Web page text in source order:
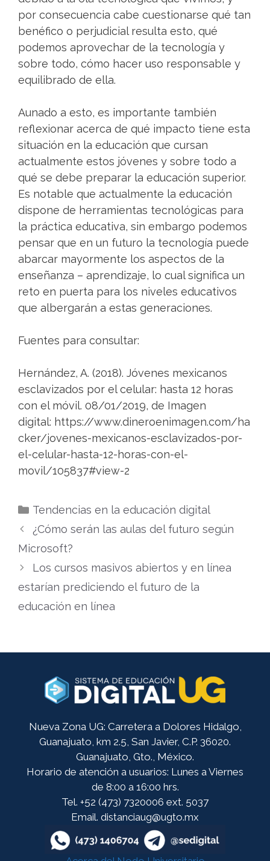
por consecuencia cabe cuestionarse qué tan
benéfico o perjudicial resulta esto, qué
podemos aprovechar de la tecnología y
sobre todo, cómo hacer uso responsable y
equilibrado de ella.
Aunado a esto, es importante también
reflexionar acerca de qué impacto tiene esta
situación en la educación que cursan
actualmente estos jóvenes y sobre todo a
qué se debe preparar la educación superior.
Es notable que actualmente la educación
dispone de herramientas tecnológicas para
la práctica educativa, sin embargo podemos
pensar que en un futuro la tecnología puede
abarcar mayormente los aspectos de la
enseñanza – aprendizaje, lo cual significa un
reto en puerta para los niveles educativos
que albergarán a estas generaciones.
Fuentes para consultar:
Hernández, A. (2018). Jóvenes mexicanos
esclavizados por el celular: hasta 12 horas
con el móvil. 08/01/2019, de Imagen
digital: https://www.dineroenimagen.com/ha
cker/jovenes-mexicanos-esclavizados-por-
el-celular-hasta-12-horas-con-el-
movil/105837#view-2
Categorías
Tendencias en la educación digital
¿Cómo serán las aulas del futuro según
Microsoft?
Los cursos masivos abiertos y en línea
estarían prediciendo el futuro de la
educación en línea
Nueva Zona UG: Carretera a Dolores Hidalgo,
Guanajuato, km 2.5, San Javier, C.P. 36020.
Guanajuato, Gto., México.
Horario de atención a usuarios: Lunes a Viernes
de 8:00 a 16:00 hrs.
Tel. +52 (473) 7320006 ext. 5037
Email. distanciaug@ugto.mx